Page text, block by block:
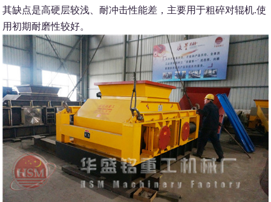
其缺点是高硬层较浅、耐冲击性能差，主要用于粗碎对辊机.使
用初期耐磨性较好。